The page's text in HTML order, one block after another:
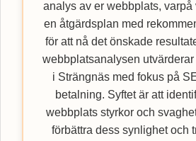
analys av er webbplats, varpå
en åtgärdsplan med
för att nå det önskade
webbplatsanalysen utvärderar
i Strängnäs med fokus på
betalning. Syftet är att
webbplats styrkor och
förbättra dess synlighet och